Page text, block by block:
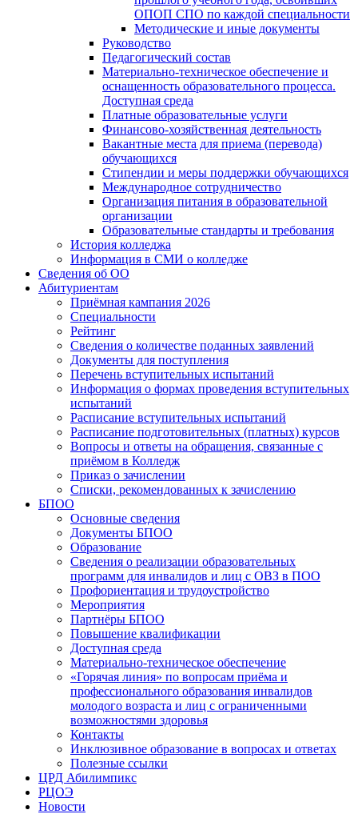
ОПОП СПО по каждой специальности
Методические и иные документы
Руководство
Педагогический состав
Материально-техническое обеспечение и
оснащенность образовательного процесса.
Доступная среда
Платные образовательные услуги
Финансово-хозяйственная деятельность
Вакантные места для приема (перевода)
обучающихся
Стипендии и меры поддержки обучающихся
Международное сотрудничество
Организация питания в образовательной
организации
Образовательные стандарты и требования
История колледжа
Информация в СМИ о колледже
Сведения об ОО
Абитуриентам
Приёмная кампания 2026
Специальности
Рейтинг
Сведения о количестве поданных заявлений
Документы для поступления
Перечень вступительных испытаний
Информация о формах проведения вступительных
испытаний
Расписание вступительных испытаний
Расписание подготовительных (платных) курсов
Вопросы и ответы на обращения, связанные с
приёмом в Колледж
Приказ о зачислении
Списки, рекомендованных к зачислению
БПОО
Основные сведения
Документы БПОО
Образование
Сведения о реализации образовательных
программ для инвалидов и лиц с ОВЗ в ПОО
Профориентация и трудоустройство
Мероприятия
Партнёры БПОО
Повышение квалификации
Доступная среда
Материально-техническое обеспечение
«Горячая линия» по вопросам приёма и
профессионального образования инвалидов
молодого возраста и лиц с ограниченными
возможностями здоровья
Контакты
Инклюзивное образование в вопросах и ответах
Полезные ссылки
ЦРД Абилимпикс
РЦОЭ
Новости